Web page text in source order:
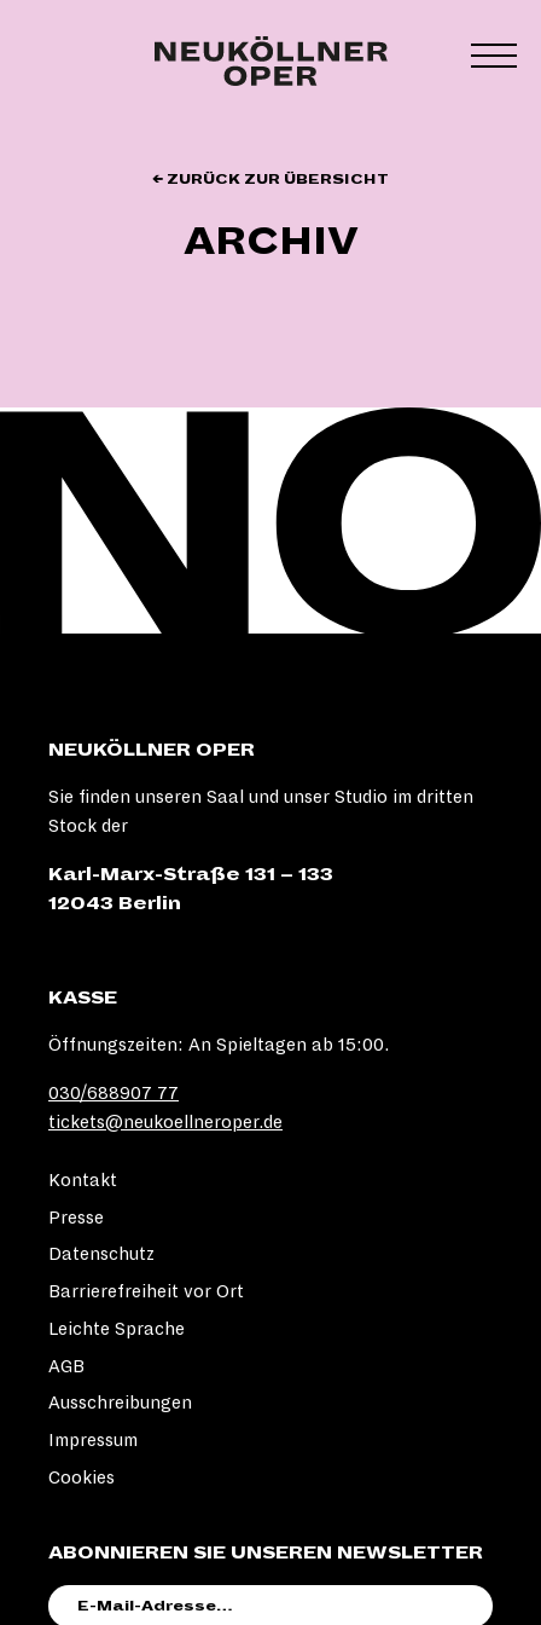
← ZURÜCK ZUR ÜBERSICHT
ARCHIV
NEUKÖLLNER OPER
Sie finden unseren Saal und unser Studio im dritten
Stock der
Karl-Marx-Straße 131 – 133
12043 Berlin
KASSE
Öffnungszeiten: An Spieltagen ab 15:00.
030/688907 77
tickets@neukoellneroper.de
ABONNIEREN SIE UNSEREN NEWSLETTER
MAIL-
Kontakt
Presse
Datenschutz
Barrierefreiheit vor Ort
Leichte Sprache
AGB
Ausschreibungen
Impressum
Cookies